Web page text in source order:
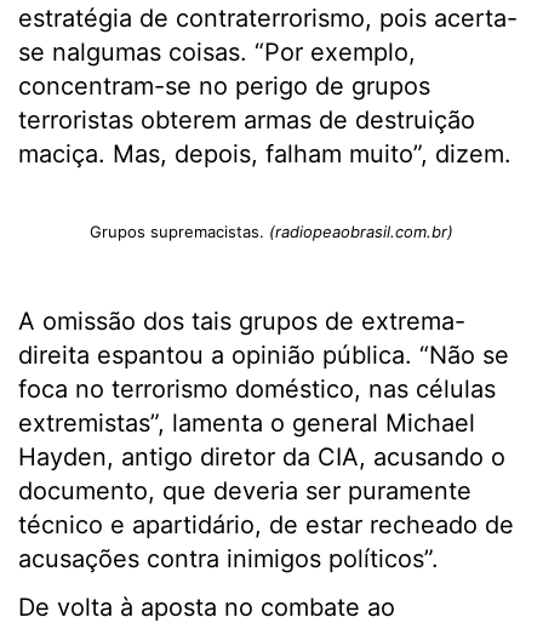
estratégia de contraterrorismo, pois acerta-
se nalgumas coisas. “Por exemplo,
concentram-se no perigo de grupos
terroristas obterem armas de destruição
maciça. Mas, depois, falham muito”, dizem.
Grupos supremacistas. (radiopeaobrasil.com.br)
A omissão dos tais grupos de extrema-
direita espantou a opinião pública. “Não se
foca no terrorismo doméstico, nas células
extremistas”, lamenta o general Michael
Hayden, antigo diretor da CIA, acusando o
documento, que deveria ser puramente
técnico e apartidário, de estar recheado de
acusações contra inimigos políticos”.
De volta à aposta no combate ao